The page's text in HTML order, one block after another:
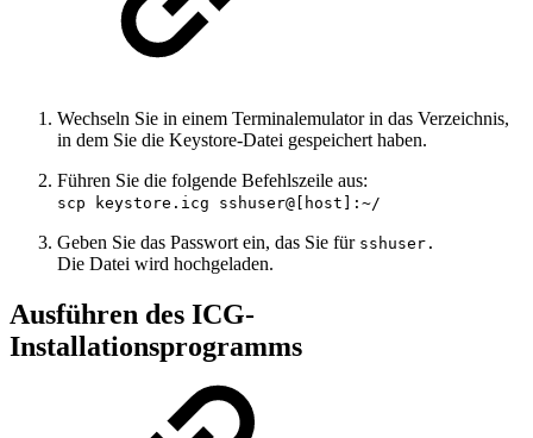
Wechseln Sie in einem Terminalemulator in das Verzeichnis,
in dem Sie die Keystore-Datei gespeichert haben.
Führen Sie die folgende Befehlszeile aus:
scp keystore.icg sshuser@[host]:~/
Geben Sie das Passwort ein, das Sie für sshuser.
Die Datei wird hochgeladen.
Ausführen des ICG-
Installationsprogramms